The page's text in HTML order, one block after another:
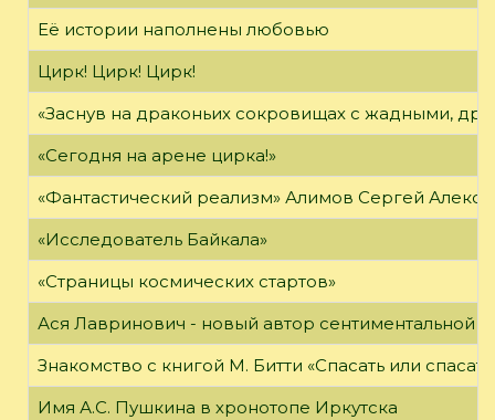
Её истории наполнены любовью
Цирк! Цирк! Цирк!
«Заснув на драконьих сокровищах с жадными,
«Сегодня на арене цирка!»
«Фантастический реализм» Алимов Сергей
«Исследователь Байкала»
«Страницы космических стартов»
Ася Лавринович - новый автор сентиментальной
Знакомство с книгой М. Битти «Спасать или
Имя А.С. Пушкина в хронотопе Иркутска